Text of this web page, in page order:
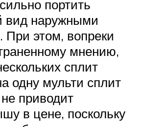
портить
вид наружными
При этом, вопреки
мнению,
сплит
одну мульти сплит
приводит
в цене, поскольку